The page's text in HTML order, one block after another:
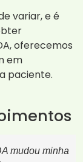
variar, e é
oferecemos
em
paciente.
mudou minha